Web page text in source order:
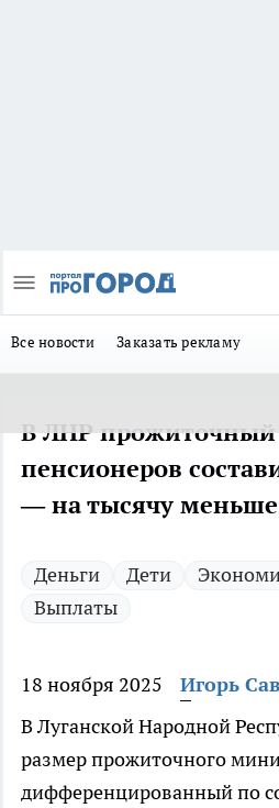
Все новости Заказать рекламу
В ЛНР
пенсионеров
— на тысячу
Деньги Дети
Выплаты
18 ноября 2025
Игорь
В Луганской Народной
размер прожиточного
дифференцированный по